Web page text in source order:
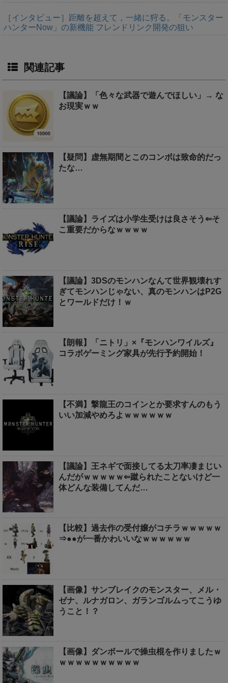
［インタビュー］距離を超えて，一緒に狩る。「モンスター
ハンターNow」の新機能 フレンドリンク開発の狙い
関連記事
【議論】「色々な武器で遊んでほしい」→ な
お現実ｗｗ
【疑問】虚無期間とこのコンボは致命的だっ
たな…
【議論】ライズは小学生受けは良さそう⇐そ
こ重要だからなｗｗｗｗ
【議論】3DSのモンハンなんて世界観壊れす
ぎてモンハンじゃない、真のモンハンはP2G
とワールドだけ！ｗ
【朗報】「ニトリ」×『モンハンワイルズ』
コラボゲーミング家具が先行予約開始！
【不満】撃龍王のコインとか要求すんのもう
いい加減やめろよｗｗｗｗｗｗ
【議論】王ネギで面接してる太刀率凄まじい
んだがｗｗｗｗｗ⇐蹴られたことないけど一
体どんな装備してんだ…
【比較】過去作の受付嬢がコチラｗｗｗｗｗ
⇒●●が一番かわいいなｗｗｗｗｗｗ
【画像】サンブレイクのモンスター、メル・
ゼナ、ルナガロン、ガランゴルムってこうゆ
うこと！？
【画像】ダンボールで操虫棍を作りましたｗ
ｗｗｗｗｗｗｗｗｗｗ